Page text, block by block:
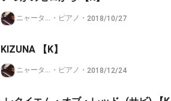
playlists/2154099/
playlists/2729776/
playlists/3308944
ニャータイプ@nana非公認クリエイター
・ ピアノ ・ 2018/10/27
KIZUNA 【K】
ニャータイプ@nana非公認クリエイター
・ ピアノ ・ 2018/12/24